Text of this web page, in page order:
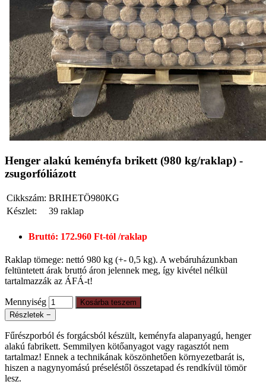
Henger alakú keményfa brikett (980 kg/raklap) -
zsugorfóliázott
Cikkszám: BRIHETÖ980KG
Készlet:
39 raklap
Bruttó: 172.960 Ft-tól /raklap
Raklap tömege: nettó 980 kg (+- 0,5 kg). A webáruházunkban
feltüntetett árak bruttó áron jelennek meg, így kivétel nélkül
tartalmazzák az ÁFÁ-t!
Mennyiség
Kosárba teszem
Részletek −
Fűrészporból és forgácsból készült, keményfa alapanyagú, henger
alakú fabrikett. Semmilyen kötőanyagot vagy ragasztót nem
tartalmaz! Ennek a technikának köszönhetően környezetbarát is,
hiszen a nagynyomású préseléstől összetapad és rendkívül tömör
lesz.